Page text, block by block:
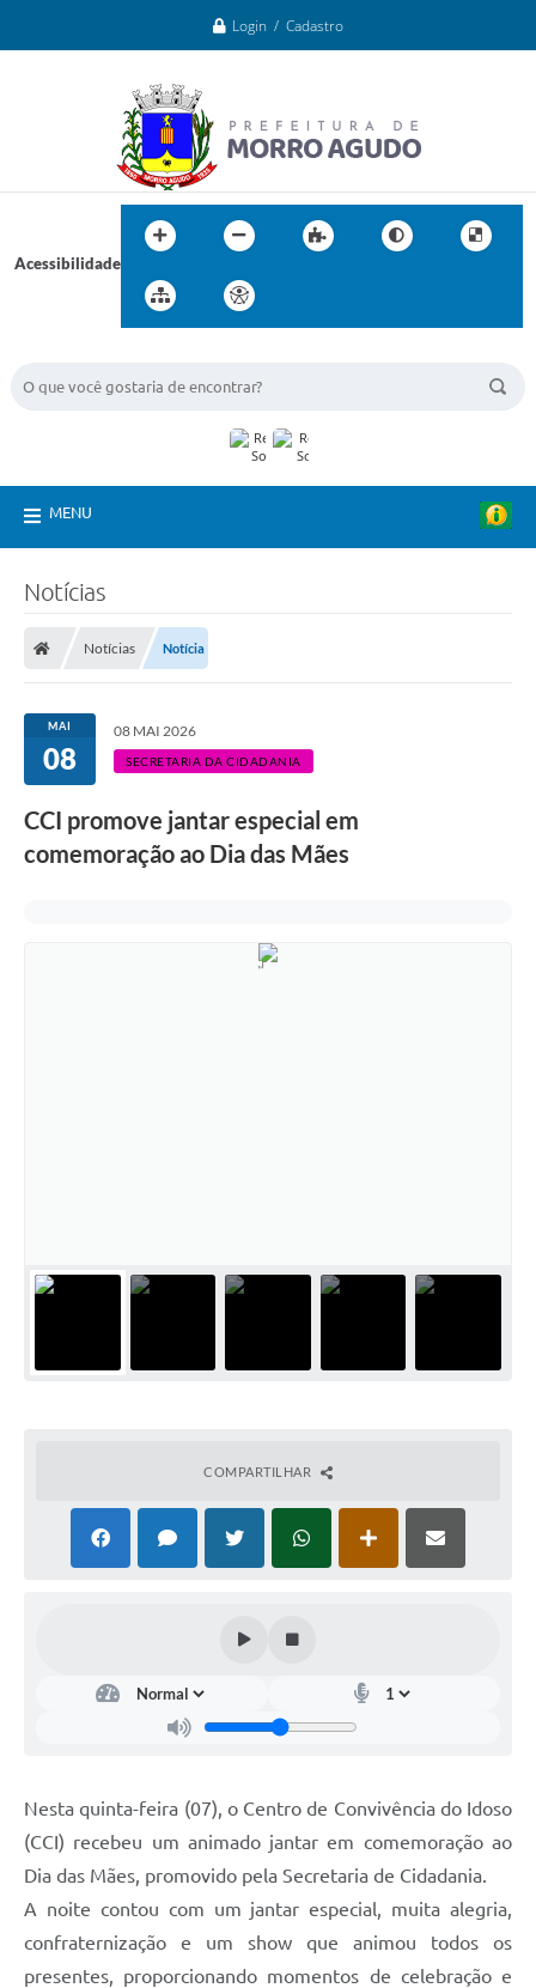
Login / Cadastro
Acessibilidade
MENU
Notícias
Notícias Notícia
MAI
08
08 MAI 2026
SECRETARIA DA CIDADANIA
CCI promove jantar especial em
comemoração ao Dia das Mães
COMPARTILHAR
Nesta quinta-feira (07), o Centro de Convivência do Idoso
(CCI) recebeu um animado jantar em comemoração ao
Dia das Mães, promovido pela Secretaria de Cidadania.
A noite contou com um jantar especial, muita alegria,
confraternização e um show que animou todos os
presentes, proporcionando momentos de celebração e